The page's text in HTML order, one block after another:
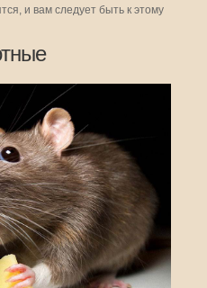
и вам следует быть к этому